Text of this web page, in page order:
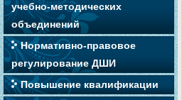
учебно-методических
объединений
Нормативно-правовое
регулирование ДШИ
Повышение квалификации